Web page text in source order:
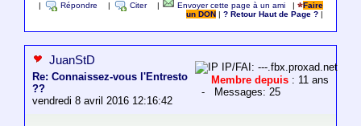
Répondre Citer Envoyer cette page à un ami |
Faire
un DON
|? Retour Haut de Page ?
JuanStD
Re: Connaissez-vous l'Entresto
??
vendredi 8 avril 2016 12:16:42
IP/FAI: ---.fbx.proxad.net
Membre depuis : 11 ans
- Messages: 25